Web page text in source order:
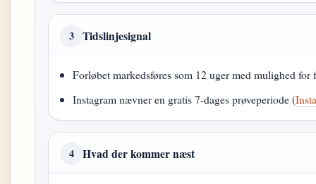
3 Tidslinjesignal
Forløbet markedsføres som 12 uger med mulighed
Instagram nævner en gratis 7-dages prøveperiode (
4 Hvad der kommer næst